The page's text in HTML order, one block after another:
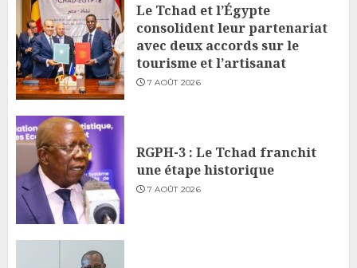
Le Tchad et l’Égypte
consolident leur partenariat
avec deux accords sur le
tourisme et l’artisanat
7 AOÛT 2026
RGPH-3 : Le Tchad franchit
une étape historique
7 AOÛT 2026